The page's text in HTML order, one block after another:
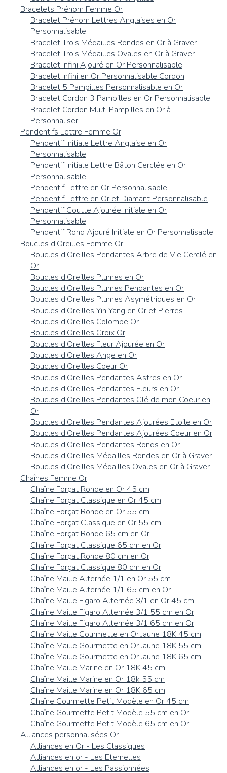
Bracelets Prénom Femme Or
Bracelet Prénom Lettres Anglaises en Or
Personnalisable
Bracelet Trois Médailles Rondes en Or à Graver
Bracelet Trois Médailles Ovales en Or à Graver
Bracelet Infini Ajouré en Or Personnalisable
Bracelet Infini en Or Personnalisable Cordon
Bracelet 5 Pampilles Personnalisable en Or
Bracelet Cordon 3 Pampilles en Or Personnalisable
Bracelet Cordon Multi Pampilles en Or à
Personnaliser
Pendentifs Lettre Femme Or
Pendentif Initiale Lettre Anglaise en Or
Personnalisable
Pendentif Initiale Lettre Bâton Cerclée en Or
Personnalisable
Pendentif Lettre en Or Personnalisable
Pendentif Lettre en Or et Diamant Personnalisable
Pendentif Goutte Ajourée Initiale en Or
Personnalisable
Pendentif Rond Ajouré Initiale en Or Personnalisable
Boucles d'Oreilles Femme Or
Boucles d’Oreilles Pendantes Arbre de Vie Cerclé en
Or
Boucles d’Oreilles Plumes en Or
Boucles d’Oreilles Plumes Pendantes en Or
Boucles d’Oreilles Plumes Asymétriques en Or
Boucles d’Oreilles Yin Yang en Or et Pierres
Boucles d’Oreilles Colombe Or
Boucles d’Oreilles Croix Or
Boucles d’Oreilles Fleur Ajourée en Or
Boucles d’Oreilles Ange en Or
Boucles d'Oreilles Coeur Or
Boucles d’Oreilles Pendantes Astres en Or
Boucles d’Oreilles Pendantes Fleurs en Or
Boucles d’Oreilles Pendantes Clé de mon Coeur en
Or
Boucles d’Oreilles Pendantes Ajourées Etoile en Or
Boucles d’Oreilles Pendantes Ajourées Coeur en Or
Boucles d’Oreilles Pendantes Ronds en Or
Boucles d’Oreilles Médailles Rondes en Or à Graver
Boucles d’Oreilles Médailles Ovales en Or à Graver
Chaînes Femme Or
Chaîne Forçat Ronde en Or 45 cm
Chaîne Forçat Classique en Or 45 cm
Chaîne Forçat Ronde en Or 55 cm
Chaîne Forçat Classique en Or 55 cm
Chaîne Forçat Ronde 65 cm en Or
Chaîne Forçat Classique 65 cm en Or
Chaîne Forçat Ronde 80 cm en Or
Chaîne Forçat Classique 80 cm en Or
Chaîne Maille Alternée 1/1 en Or 55 cm
Chaîne Maille Alternée 1/1 65 cm en Or
Chaîne Maille Figaro Alternée 3/1 en Or 45 cm
Chaîne Maille Figaro Alternée 3/1 55 cm en Or
Chaîne Maille Figaro Alternée 3/1 65 cm en Or
Chaîne Maille Gourmette en Or Jaune 18K 45 cm
Chaîne Maille Gourmette en Or Jaune 18K 55 cm
Chaîne Maille Gourmette en Or Jaune 18K 65 cm
Chaîne Maille Marine en Or 18K 45 cm
Chaîne Maille Marine en Or 18k 55 cm
Chaîne Maille Marine en Or 18K 65 cm
Chaîne Gourmette Petit Modèle en Or 45 cm
Chaîne Gourmette Petit Modèle 55 cm en Or
Chaîne Gourmette Petit Modèle 65 cm en Or
Alliances personnalisées Or
Alliances en Or - Les Classiques
Alliances en or - Les Eternelles
Alliances en or - Les Passionnées